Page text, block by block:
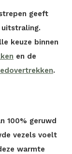
geeft
keuze binnen
en de
.
100% geruwd
vezels voelt
warmte